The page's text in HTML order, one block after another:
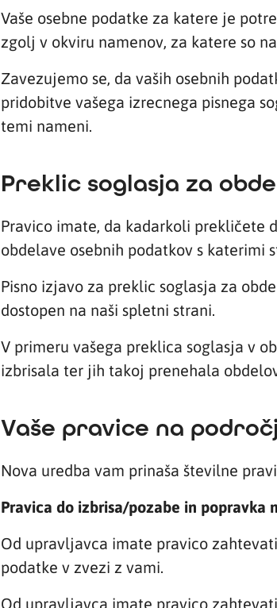
Vaše osebne podatke za katere je
zgolj v okviru namenov, za katere so
Zavezujemo se, da vaših osebnih
pridobitve vašega izrecnega pisnega
temi nameni.
Preklic soglasja za
Pravico imate, da kadarkoli prekličete
obdelave osebnih podatkov s katerimi
Pisno izjavo za preklic soglasja za
dostopen na naši spletni strani.
V primeru vašega preklica soglasja v
izbrisala ter jih takoj prenehala
Vaše pravice na
Nova uredba vam prinaša številne
Pravica do izbrisa/pozabe in popravka
Od upravljavca imate pravico
podatke v zvezi z vami.
Od upravljavca imate pravico